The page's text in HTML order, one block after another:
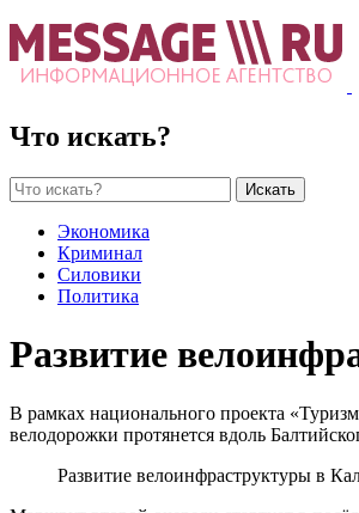
Что искать?
Искать
Экономика
Криминал
Силовики
Политика
Развитие
В рамках национального проекта
велодорожки протянется вдоль
Развитие велоинфраструктуры в